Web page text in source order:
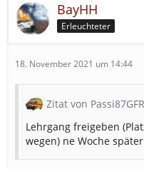
BayHH
Erleuchteter
18. November 2021 um 14:44
Zitat von
Lehrgang freigeben
wegen) ne Woche